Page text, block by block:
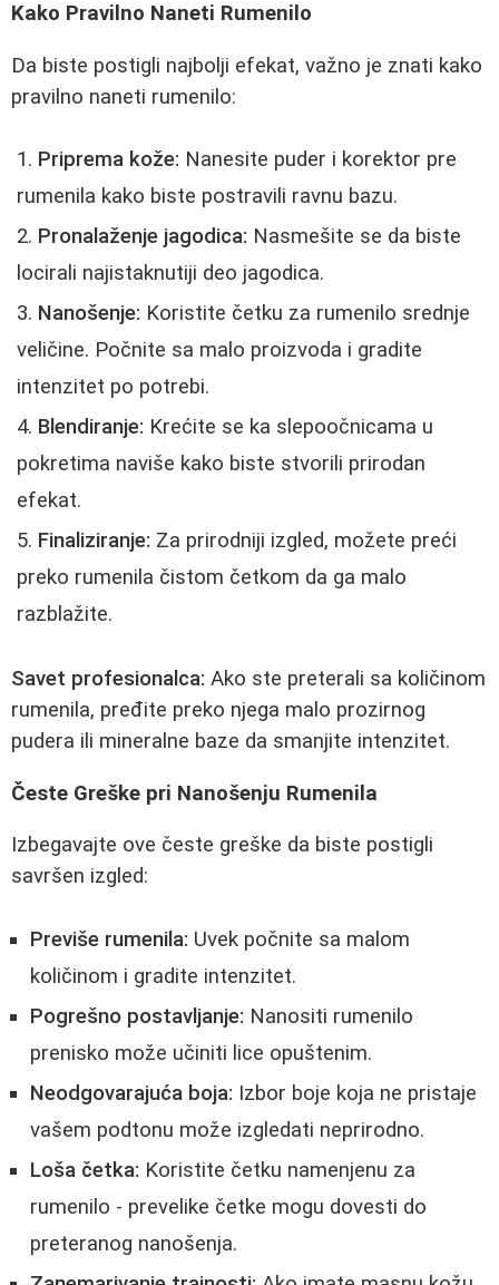
Kako Pravilno Naneti Rumenilo
Da biste postigli najbolji efekat, važno je znati kako
pravilno naneti rumenilo:
Priprema kože: Nanesite puder i korektor pre
rumenila kako biste postravili ravnu bazu.
Pronalaženje jagodica: Nasmešite se da biste
locirali najistaknutiji deo jagodica.
Nanošenje: Koristite četku za rumenilo srednje
veličine. Počnite sa malo proizvoda i gradite
intenzitet po potrebi.
Blendiranje: Krećite se ka slepoočnicama u
pokretima naviše kako biste stvorili prirodan
efekat.
Finaliziranje: Za prirodniji izgled, možete preći
preko rumenila čistom četkom da ga malo
razblažite.
Savet profesionalca: Ako ste preterali sa količinom
rumenila, pređite preko njega malo prozirnog
pudera ili mineralne baze da smanjite intenzitet.
Česte Greške pri Nanošenju Rumenila
Izbegavajte ove česte greške da biste postigli
savršen izgled:
Previše rumenila: Uvek počnite sa malom
količinom i gradite intenzitet.
Pogrešno postavljanje: Nanositi rumenilo
prenisko može učiniti lice opuštenim.
Neodgovarajuća boja: Izbor boje koja ne pristaje
vašem podtonu može izgledati neprirodno.
Loša četka: Koristite četku namenjenu za
rumenilo - prevelike četke mogu dovesti do
preteranog nanošenja.